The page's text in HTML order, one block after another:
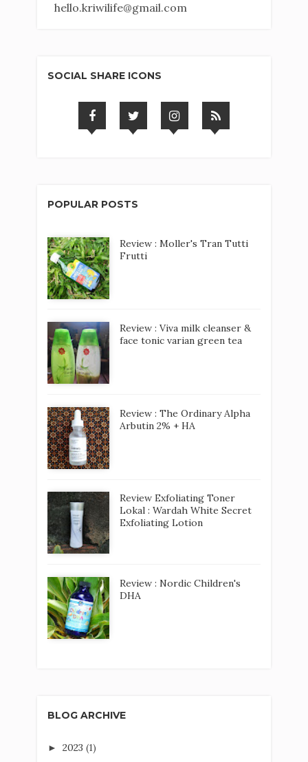
hello.kriwilife@gmail.com
SOCIAL SHARE ICONS
POPULAR POSTS
Review : Moller's Tran Tutti
Frutti
Review : Viva milk cleanser &
face tonic varian green tea
Review : The Ordinary Alpha
Arbutin 2% + HA
Review Exfoliating Toner
Lokal : Wardah White Secret
Exfoliating Lotion
Review : Nordic Children's
DHA
BLOG ARCHIVE
► 2023 (1)